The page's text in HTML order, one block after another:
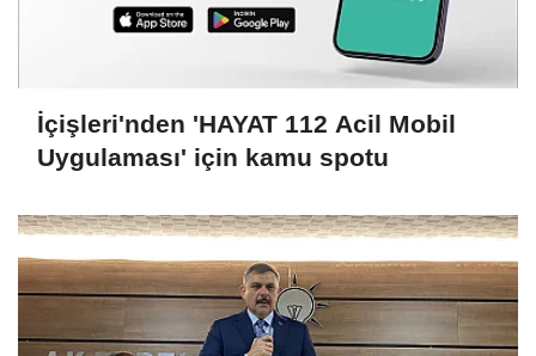
İçişleri'nden 'HAYAT 112 Acil Mobil
Uygulaması' için kamu spotu